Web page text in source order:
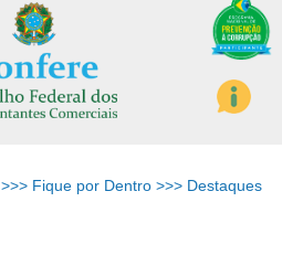
>>> Fique por Dentro >>> Destaques